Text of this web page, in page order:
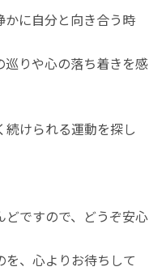
かに自分と向き合う時
巡りや心の落ち着きを感
続けられる運動を探し
ですので、どうぞ安心
、心よりお待ちして